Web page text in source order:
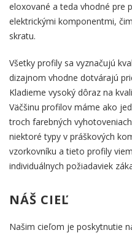
eloxované a teda vhodné pre
elektrickými komponentmi,
skratu.
Všetky profily sa vyznačujú
dizajnom vhodne dotvárajú
Kladieme vysoký dôraz na
Väčšinu profilov máme ako
troch farebných
niektoré typy v práškových
vzorkovníku a tieto profily
individuálnych požiadaviek
NÁŠ CIEĽ
Našim cieľom je poskytnutie